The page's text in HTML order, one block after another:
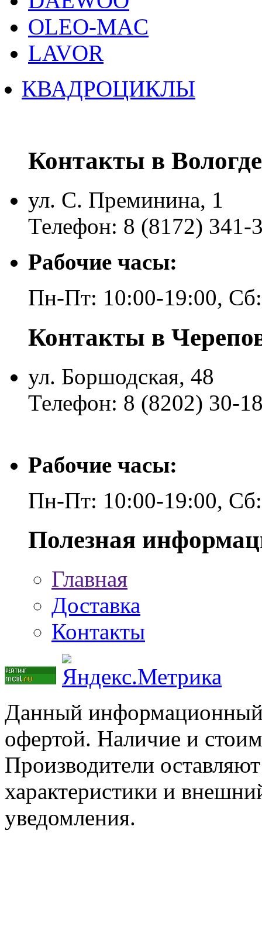
OLEO-MAC
LAVOR
КВАДРОЦИКЛЫ
Контакты в Вологде
ул. С. Преминина, 1
Телефон: 8 (8172) 341-
Рабочие часы:
Пн-Пт: 10:00-19:00,
Контакты в
ул. Боршодская, 48
Телефон: 8 (8202) 30-
Рабочие часы:
Пн-Пт: 10:00-19:00,
Полезная
Главная
Доставка
Контакты
Данный информационный
офертой. Наличие и
Производители
характеристики и
уведомления.